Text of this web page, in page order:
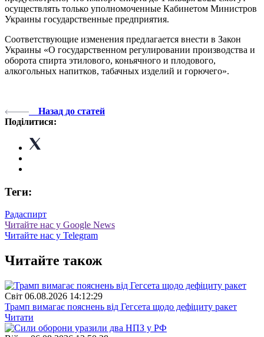
осуществлять только уполномоченные Кабинетом Министров
Украины государственные предприятия.
Соответствующие изменения предлагается внести в Закон
Украины «О государственном регулировании производства и
оборота спирта этилового, коньячного и плодового,
алкогольных напитков, табачных изделий и горючего».
Назад до статей
Поділитися:
Теги:
Радаспирт
Читайте нас у Google News
Читайте нас у Telegram
Читайте також
Свiт 06.08.2026 14:12:29
Трамп вимагає пояснень від Гегсета щодо дефіциту ракет
Читати